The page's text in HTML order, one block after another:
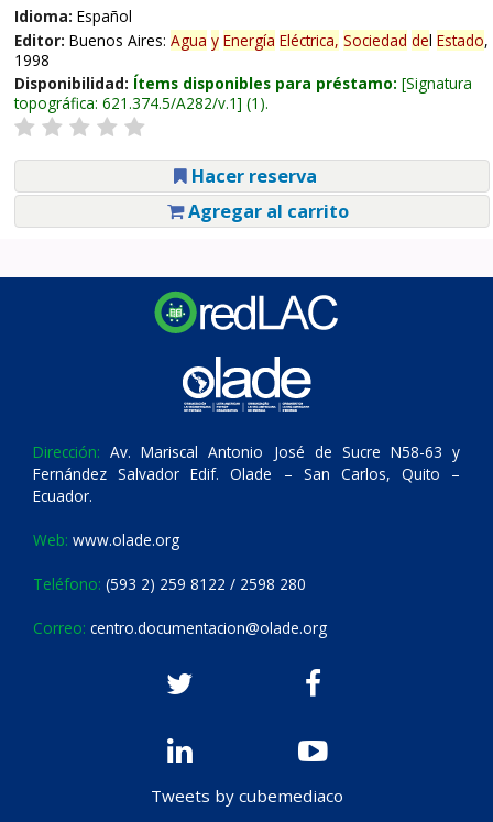
Idioma: Español
Editor: Buenos Aires: Agua y Energía Eléctrica, Sociedad del Estado,
1998
Disponibilidad: Ítems disponibles para préstamo: Signatura
topográfica: 621.374.5/A282/v.1 (1).
Hacer reserva
Agregar al carrito
Dirección: Av. Mariscal Antonio José de Sucre N58-63 y
Fernández Salvador Edif. Olade – San Carlos, Quito –
Ecuador.
Web: www.olade.org
Teléfono: (593 2) 259 8122 / 2598 280
Correo: centro.documentacion@olade.org
Tweets by cubemediaco